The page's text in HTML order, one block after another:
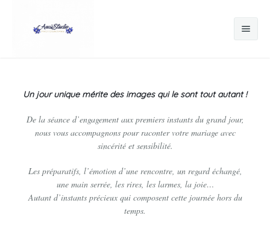
Les Séances Photos
Mariage
Location Borne Selfie
Impressions / Photos d'identité
Un jour unique mérite des images qui le sont tout autant !
De la séance d’engagement aux premiers instants du grand jour,
nous vous accompagnons pour raconter votre mariage avec
sincérité et sensibilité.
Les préparatifs, l’émotion d’une rencontre, un regard échangé,
une main serrée, les rires, les larmes, la joie…
Autant d’instants précieux qui composent cette journée hors du
temps.